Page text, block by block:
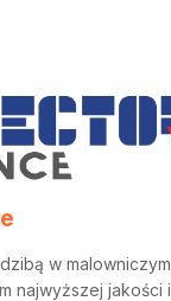
w malowniczym
najwyższej jakości i